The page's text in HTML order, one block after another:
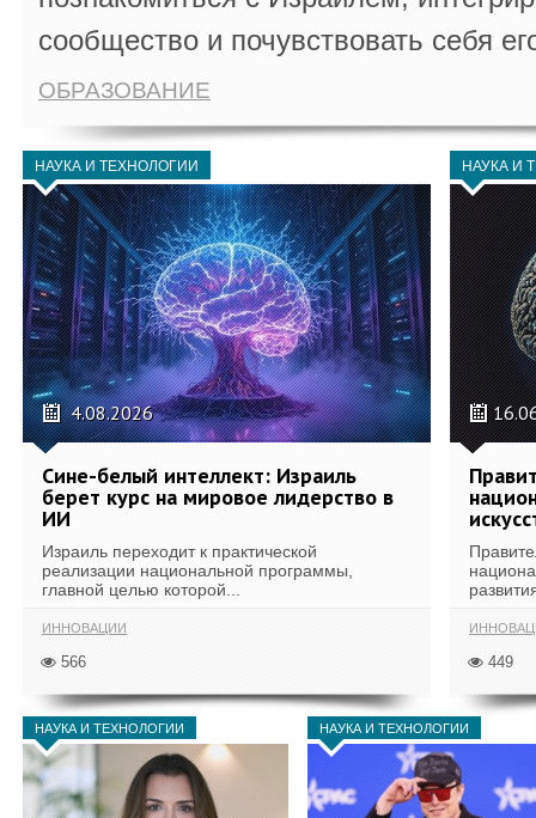
сообщество и почувствовать себя
ОБРАЗОВАНИЕ
НАУКА И ТЕХНОЛОГИИ
4.08.2026
Сине-белый интеллект: Израиль
берет курс на мировое лидерство в
ИИ
Израиль переходит к практической
реализации национальной программы,
главной целью которой...
ИННОВАЦИИ
566
НАУКА И
449
НАУКА И ТЕХНОЛОГИИ НАУКА И ТЕХНОЛОГИИ